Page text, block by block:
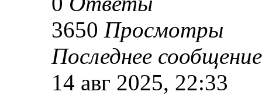
3650 Просмотры
Последнее
14 авг 2025, 22:33